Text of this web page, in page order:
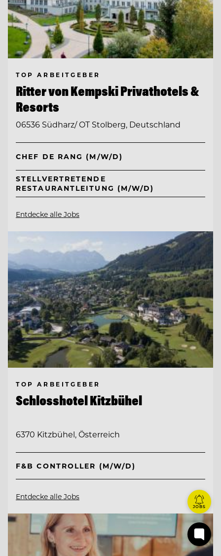
TOP ARBEITGEBER
Ritter von Kempski Privathotels &
Resorts
06536 Südharz/ OT Stolberg, Deutschland
CHEF DE RANG (M/W/D)
STELLVERTRETENDE
RESTAURANTLEITUNG (M/W/D)
Entdecke alle Jobs
TOP ARBEITGEBER
Schlosshotel Kitzbühel
6370 Kitzbühel, Österreich
F&B CONTROLLER (M/W/D)
Entdecke alle Jobs
JOBS